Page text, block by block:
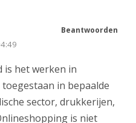
is het werken in
in bepaalde
sector, drukkerijen,
is niet
Beantwoorden